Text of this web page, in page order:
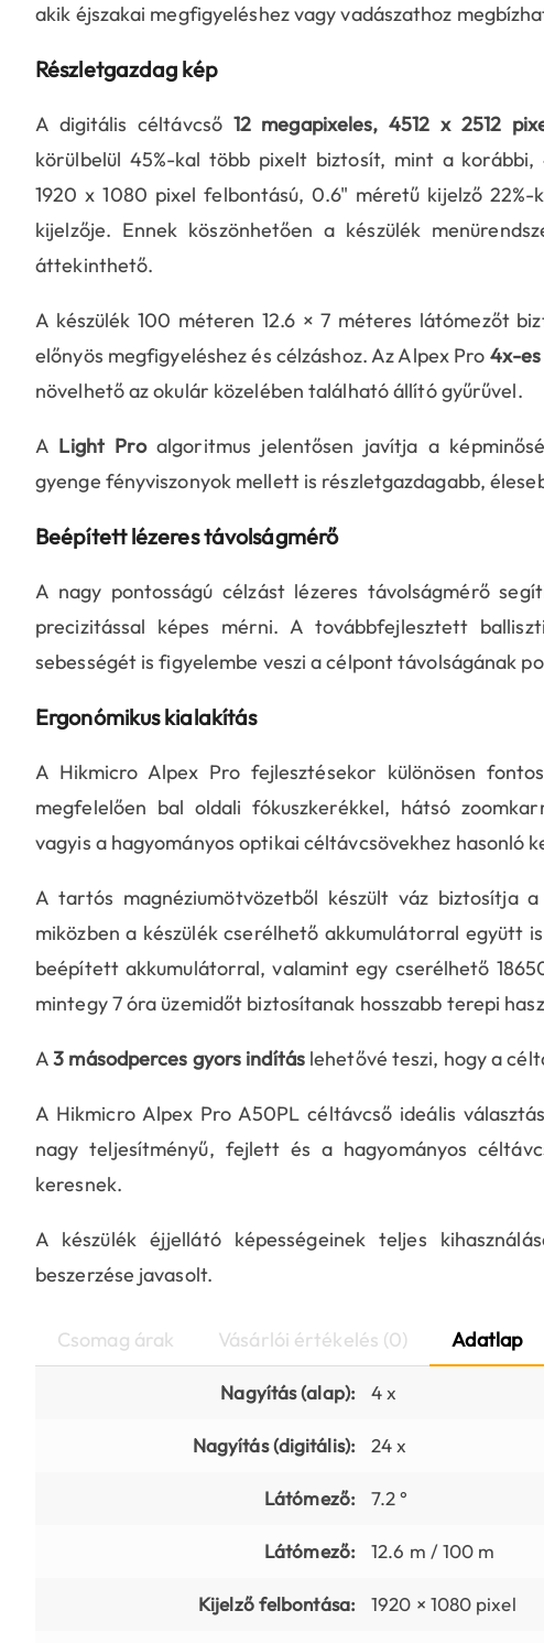
akik éjszakai megfigyeléshez vagy vadászathoz
Részletgazdag kép
A digitális céltávcső 12 megapixeles, 4512 x 2512
körülbelül 45%-kal több pixelt biztosít, mint a
1920 x 1080 pixel felbontású, 0.6" méretű kijelző
kijelzője. Ennek köszönhetően a készülék
áttekinthető.
A készülék 100 méteren 12.6 × 7 méteres látómezőt
előnyös megfigyeléshez és célzáshoz. Az Alpex Pro 4x-
növelhető az okulár közelében található állító gyűrűvel.
A Light Proalgoritmus jelentősen javítja a
gyenge fényviszonyok mellett is részletgazdagabb,
Beépített lézeres távolságmérő
A nagy pontosságú célzást lézeres távolságmérő
precizitással képes mérni. A továbbfejlesztett
sebességét is figyelembe veszi a célpont távolságának
Ergonómikus kialakítás
A Hikmicro Alpex Pro fejlesztésekor különösen
megfelelően bal oldali fókuszkerékkel, hátsó
vagyis a hagyományos optikai céltávcsövekhez hasonló
A tartós magnéziumötvözetből készült váz biztosítja
miközben a készülék cserélhető akkumulátorral együtt is
beépített akkumulátorral, valamint egy cserélhető
mintegy 7 óra üzemidőt biztosítanak hosszabb terepi
A3 másodperces gyors indításlehetővé teszi, hogy a
A Hikmicro Alpex Pro A50PL céltávcső ideális
nagy teljesítményű, fejlett és a hagyományos
keresnek.
A készülék éjjellátó képességeinek teljes
beszerzése javasolt.
Csomag árak Vásárlói értékelés (0) Adatlap
Nagyítás (alap): 4 x
Nagyítás (digitális): 24 x
Látómező: 7.2 °
Látómező: 12.6 m / 100 m
Kijelző felbontása: 1920 × 1080 pixel